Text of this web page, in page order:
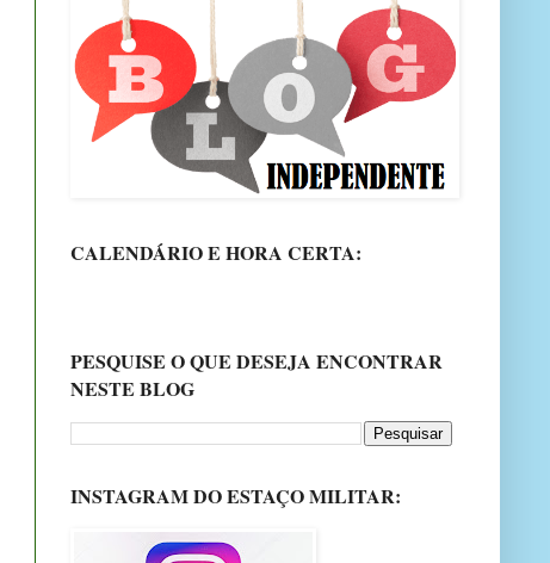
CALENDÁRIO E HORA CERTA:
PESQUISE O QUE DESEJA ENCONTRAR
NESTE BLOG
INSTAGRAM DO ESTAÇO MILITAR: